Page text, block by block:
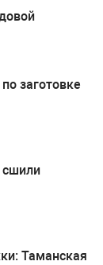
заготовке
сшили
Таманская